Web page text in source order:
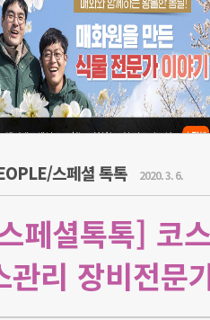
스페셜 톡톡 2020. 3. 6.
페셜톡톡] 코
관리 장비전문